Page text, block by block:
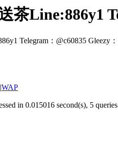
茶Line:886y1
Telegram：@c60835
|WAP
in 0.015016 second(s), 5 queries